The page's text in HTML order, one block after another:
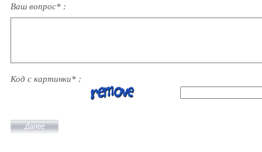
Ваш вопрос* :
Код с картинки* :